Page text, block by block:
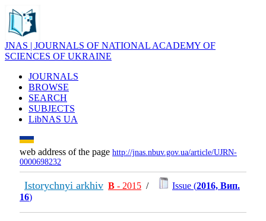
JNAS | JOURNALS OF NATIONAL ACADEMY OF
SCIENCES OF UKRAINE
JOURNALS
BROWSE
SEARCH
SUBJECTS
LibNAS UA
web address of the page http://jnas.nbuv.gov.ua/article/UJRN-
0000698232
Istorychnyi arkhiv В - 2015 / Issue (2016, Вип.
16)